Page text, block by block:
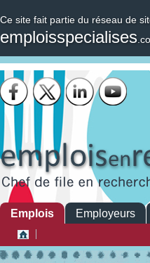
Ce site fait partie du réseau de
emploisspecialises
Emplois Employeurs